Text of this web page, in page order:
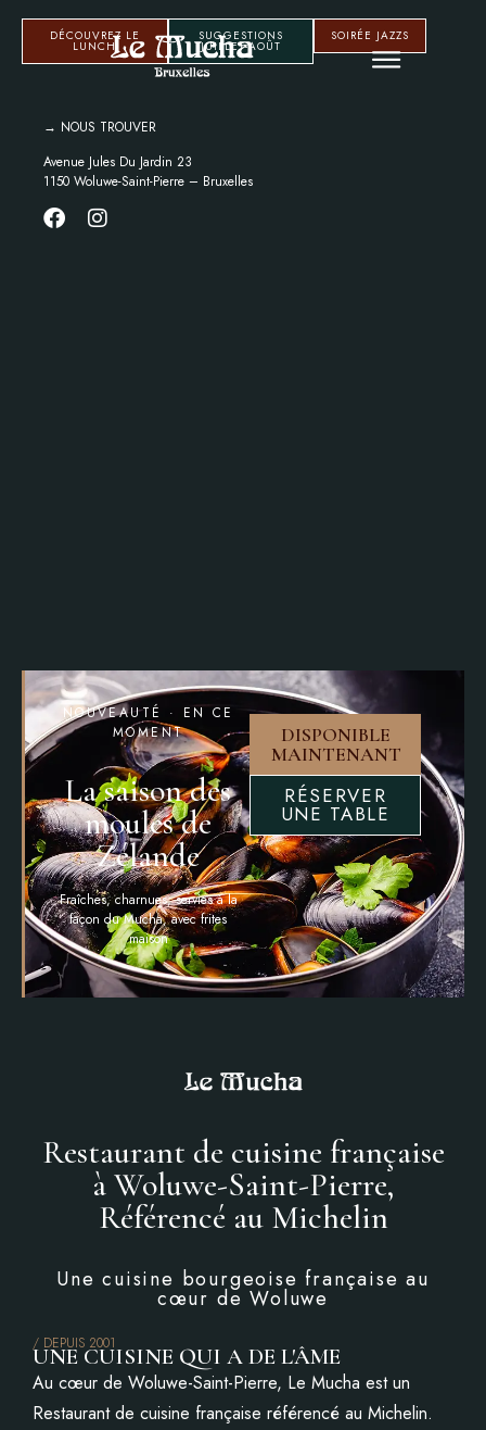
DÉCOUVREZ LE
LUNCH
SUGGESTIONS
JUILLET-AOÛT
SOIRÉE JAZZS
→ NOUS TROUVER
Avenue Jules Du Jardin 23
1150 Woluwe-Saint-Pierre – Bruxelles
NOUVEAUTÉ · EN CE
MOMENT
La saison des
moules de
Zélande
Fraîches, charnues, servies à la
façon du Mucha, avec frites
maison
DISPONIBLE
MAINTENANT
RÉSERVER
UNE TABLE
Restaurant de cuisine française
à Woluwe-Saint-Pierre,
Référencé au Michelin
Une cuisine bourgeoise française au
cœur de Woluwe
/ DEPUIS 2001
UNE CUISINE QUI A DE L'ÂME
Au cœur de Woluwe-Saint-Pierre, Le Mucha est un
Restaurant de cuisine française référencé au Michelin.